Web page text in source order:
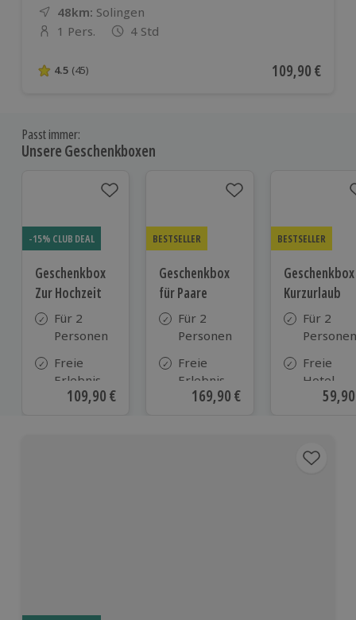
48km: Entfernung
Standort
Solingen
Anzahl der Teilnehmer
1 Pers. 4 Std
4.5 von 5 Sternen basierend auf 45 Bewertungen
4.5 (45) Aktueller Preis
109,90 €
Passt immer:
Unsere Geschenkboxen
-15% CLUB DEAL
Geschenkbox
Zur Hochzeit
Für 2
Personen
Freie
Erlebnis-
Auswahl
Aktueller Preis
109,90 €
BESTSELLER
Geschenkbox
für Paare
Für 2
Personen
Freie
Erlebnis-
Auswahl
Aktueller Preis
169,90 €
BESTSELLER
Geschenkbox
Kurzurlaub
Für 2
Personen
Freie
Hotel-
Auswahl